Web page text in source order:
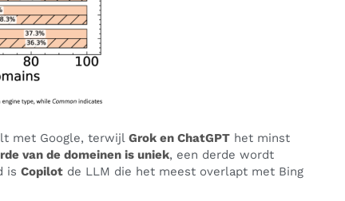
met Google, terwijlGrok en ChatGPT het minst
van de domeinen is uniek, een derde wordt
isCopilot de LLM die het meest overlapt met Bing